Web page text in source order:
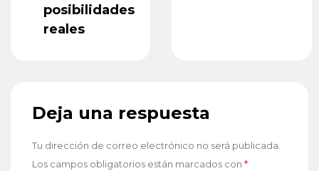
posibilidades
reales
Deja una respuesta
Tu dirección de correo electrónico no será publicada.
Los campos obligatorios están marcados con *